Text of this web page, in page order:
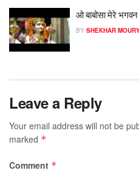
ओ बाबोसा मेरे
BY SHEKHAR
Leave a Reply
Your email address will not be
marked *
Comment *